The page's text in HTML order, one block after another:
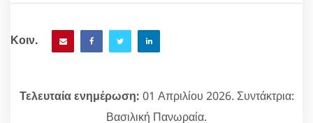
Κοιν.
Τελευταία ενημέρωση: 01 Απριλίου 2026. Συντάκτρια:
Βασιλική Πανωραία.